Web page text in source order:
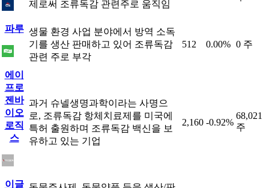
제로써 조류독감 관련주로 움직임
파루 생물 환경 사업 분야에서 방역 소독
기를 생산 판매하고 있어 조류독감
관련 주로 부각
512 0.00% 0 주
에이
프로
젠바
이오
로직
스
과거 슈넬생명과학이라는 사명으
로, 조류독감 항체치료제를 미국에
특허 출원하며 조류독감 백신을 보
유하고 있는 기업
2,160 -0.92%
68,021
주
이글